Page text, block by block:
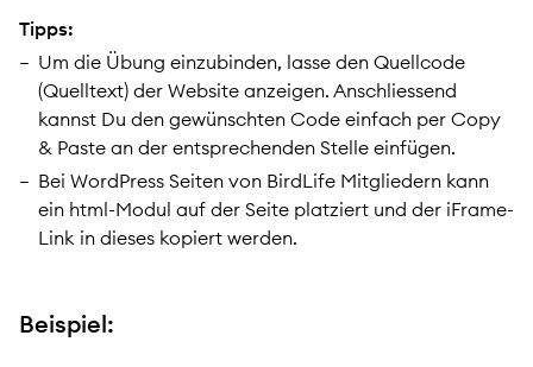
Tipps:
Um die Übung einzubinden, lasse den Quellcode
(Quelltext) der Website anzeigen. Anschliessend
kannst Du den gewünschten Code einfach per Copy
& Paste an der entsprechenden Stelle einfügen.
Bei WordPress Seiten von BirdLife Mitgliedern kann
ein html-Modul auf der Seite platziert und der iFrame-
Link in dieses kopiert werden.
Beispiel: